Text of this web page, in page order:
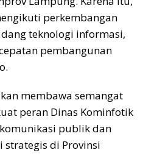
perkembangan
teknologi informasi,
pembangunan
membawa semangat
peran Dinas Kominfotik
publik dan
strategis di Provinsi